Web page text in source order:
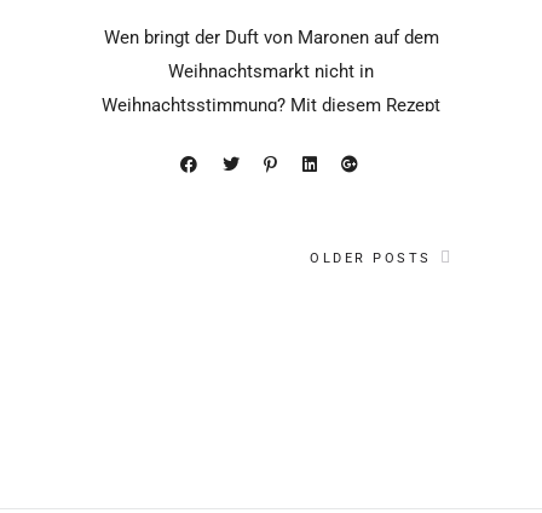
Wen bringt der Duft von Maronen auf dem
Weihnachtsmarkt nicht in
Weihnachtsstimmung? Mit diesem Rezept
OLDER POSTS